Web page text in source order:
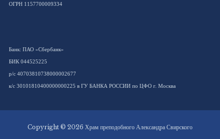
ОГРН 1157700009334
Банк: ПАО «Сбербанк»
БИК 044525225
р/с 40703810738000002677
к/с 30101810400000000225 в ГУ БАНКА РОССИИ по ЦФО г. Москва
Copyright © 2026 Храм преподобного Александра Свирского